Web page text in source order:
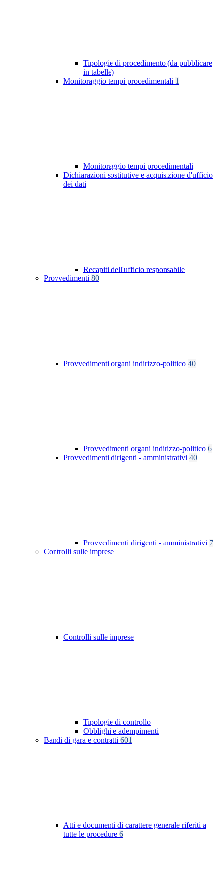
Tipologie di procedimento (da pubblicare
in tabelle)
Monitoraggio tempi procedimentali 1
Monitoraggio tempi procedimentali
Dichiarazioni sostitutive e acquisizione d'ufficio
dei dati
Recapiti dell'ufficio responsabile
Provvedimenti 80
Provvedimenti organi indirizzo-politico 40
Provvedimenti organi indirizzo-politico 6
Provvedimenti dirigenti - amministrativi 40
Provvedimenti dirigenti - amministrativi 7
Controlli sulle imprese
Controlli sulle imprese
Tipologie di controllo
Obblighi e adempimenti
Bandi di gara e contratti 601
Atti e documenti di carattere generale riferiti a
tutte le procedure 6